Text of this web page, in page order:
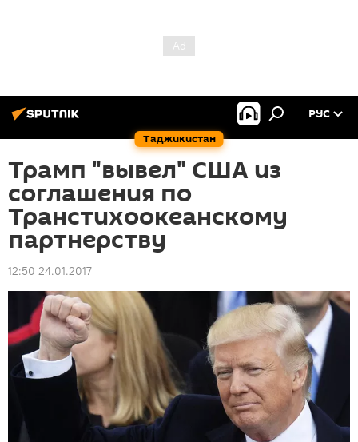
Таджикистан
РУС
Трамп "вывел" США из
соглашения по
Транстихоокеанскому
партнерству
12:50 24.01.2017